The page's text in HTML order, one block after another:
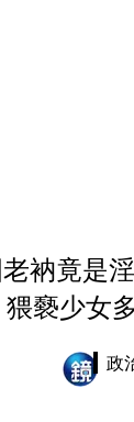
衲竟是
猥褻少女
政